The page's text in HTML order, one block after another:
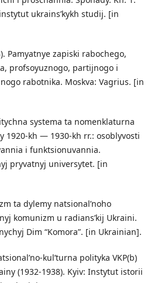
ukrains’kykh studij. [in
Pamyatnye zapiski rabochego,
profsoyuznogo, partijnogo i
rabotnika. Moskva: Vagrius. [in
systema ta nomenklaturna
1920-kh — 1930-kh rr.: osoblyvosti
i funktsionuvannia.
pryvatnyj universytet. [in
ta dylemy natsional’noho
komunizm u radians’kij Ukraini.
Dim “Komora”. [in Ukrainian].
kul’turna polityka VKP(b)
(1932-1938). Kyiv: Instytut istorii